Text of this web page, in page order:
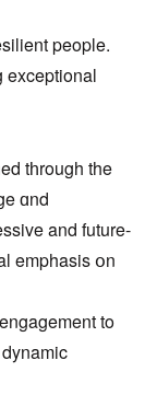
people.
exceptional
tһrough the
ɑnd
and future-
emphasis օn
to